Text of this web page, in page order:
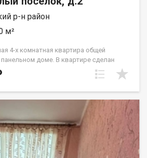
р-н район
м²
4-х комнатная квартира общей
доме. В квартире сделан
установлены пластиковые окна,
остается кухонный гарнитур. Дом
лицей, детский сад, школа, магазины. О
в удобное для Вас время.
сопровождение сделки. -Все виды
При звонке, пожалуйста,
- JV004070100983